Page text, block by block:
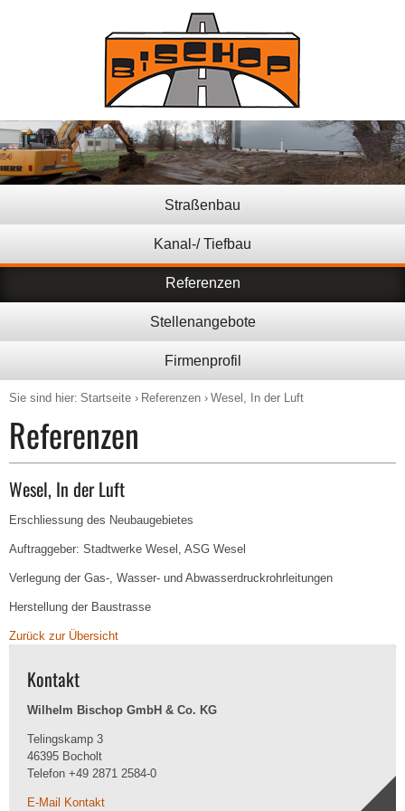
Straßenbau
Kanal-/ Tiefbau
Referenzen
Stellenangebote
Firmenprofil
Sie sind hier: Startseite Referenzen Wesel, In der Luft
Referenzen
Wesel, In der Luft
Erschliessung des Neubaugebietes
Auftraggeber: Stadtwerke Wesel, ASG Wesel
Verlegung der Gas-, Wasser- und Abwasserdruckrohrleitungen
Herstellung der Baustrasse
Zurück zur Übersicht
Kontakt
Wilhelm Bischop GmbH & Co. KG
Telingskamp 3
46395 Bocholt
Telefon +49 2871 2584-0
E-Mail Kontakt